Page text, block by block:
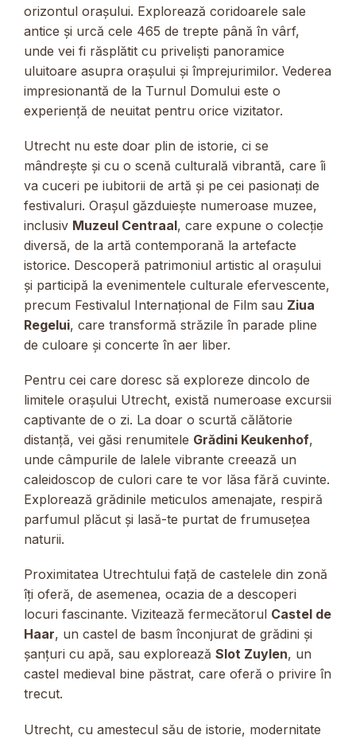
orizontul orașului. Explorează coridoarele sale
antice și urcă cele 465 de trepte până în vârf,
unde vei fi răsplătit cu priveliști panoramice
uluitoare asupra orașului și împrejurimilor. Vederea
impresionantă de la Turnul Domului este o
experiență de neuitat pentru orice vizitator.
Utrecht nu este doar plin de istorie, ci se
mândrește și cu o scenă culturală vibrantă, care îi
va cuceri pe iubitorii de artă și pe cei pasionați de
festivaluri. Orașul găzduiește numeroase muzee,
inclusiv Muzeul Centraal, care expune o colecție
diversă, de la artă contemporană la artefacte
istorice. Descoperă patrimoniul artistic al orașului
și participă la evenimentele culturale efervescente,
precum Festivalul Internațional de Film sau Ziua
Regelui, care transformă străzile în parade pline
de culoare și concerte în aer liber.
Pentru cei care doresc să exploreze dincolo de
limitele orașului Utrecht, există numeroase excursii
captivante de o zi. La doar o scurtă călătorie
distanță, vei găsi renumitele Grădini Keukenhof,
unde câmpurile de lalele vibrante creează un
caleidoscop de culori care te vor lăsa fără cuvinte.
Explorează grădinile meticulos amenajate, respiră
parfumul plăcut și lasă-te purtat de frumusețea
naturii.
Proximitatea Utrechtului față de castelele din zonă
îți oferă, de asemenea, ocazia de a descoperi
locuri fascinante. Vizitează fermecătorul Castel de
Haar, un castel de basm înconjurat de grădini și
șanțuri cu apă, sau explorează Slot Zuylen, un
castel medieval bine păstrat, care oferă o privire în
trecut.
Utrecht, cu amestecul său de istorie, modernitate